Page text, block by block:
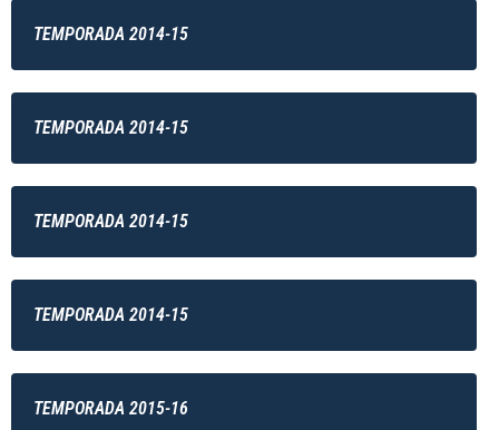
TEMPORADA 2014-15
TEMPORADA 2014-15
TEMPORADA 2014-15
TEMPORADA 2014-15
TEMPORADA 2015-16